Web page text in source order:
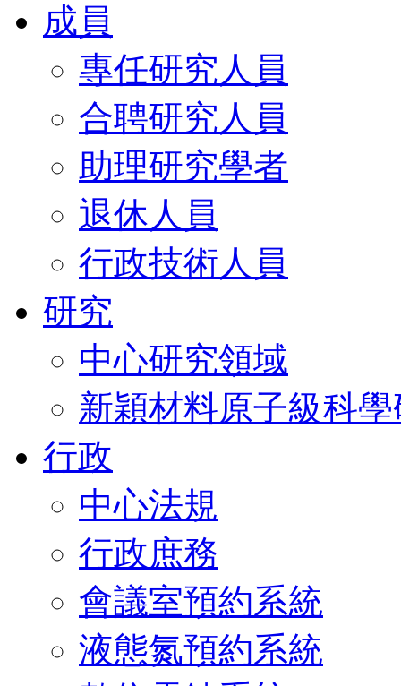
成員
專任研究人員
合聘研究人員
助理研究學者
退休人員
行政技術人員
研究
中心研究領域
新穎材料原子級科
行政
中心法規
行政庶務
會議室預約系統
液態氮預約系統